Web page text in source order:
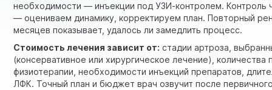
необходимости — инъекции под УЗИ-контролем. Контроль
— оцениваем динамику, корректируем план. Повторный
месяцев показывает, удалось ли замедлить процесс.
Стоимость лечения зависит от: стадии артроза,
(консервативное или хирургическое лечение), количества
физиотерапии, необходимости инъекций препаратов,
ЛФК. Точный план и бюджет врач озвучит после